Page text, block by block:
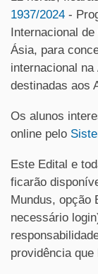
1937/2024 -
Internacional
Ásia, para
internacional
destinadas aos
Os alunos
online pelo
Este Edital e
ficarão
Mundus, opção
necessário
providência